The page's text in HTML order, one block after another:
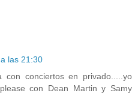
las 21:30
con conciertos en privado.....yo
con Dean Martin y Samy